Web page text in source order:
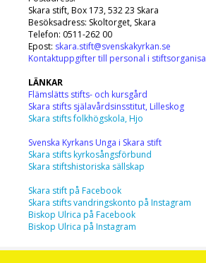
Skara stift, Box 173, 532 23 Skara
Besöksadress: Skoltorget, Skara
Telefon: 0511-262 00
Epost: skara.stift@svenskakyrkan.se
Kontaktuppgifter till personal i
LÄNKAR
Flämslätts stifts- och kursgård
Skara stifts själavårdsinsstitut, Lilleskog
Skara stifts folkhögskola, Hjo
Svenska Kyrkans Unga i Skara stift
Skara stifts kyrkosångsförbund
Skara stiftshistoriska sällskap
Skara stift på Facebook
Skara stifts vandringskonto på Instagram
Biskop Ulrica på Facebook
Biskop Ulrica på Instagram